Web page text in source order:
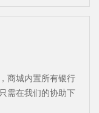
商城内置所有银行
需在我们的协助下